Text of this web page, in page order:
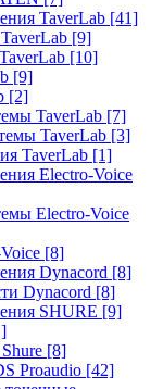
TaverLab [41]
[9]
[10]
[9]
[2]
TaverLab [7]
TaverLab [3]
TaverLab [1]
Electro-Voice
Electro-Voice
[8]
Dynacord [8]
Dynacord [8]
SHURE [9]
[8]
Proaudio [42]